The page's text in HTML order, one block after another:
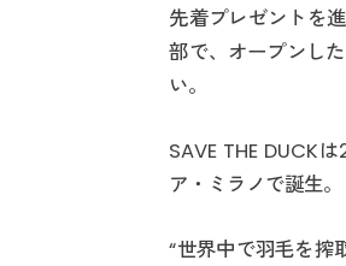
先着プレゼントを
部で、オープンし
い。
SAVE THE DUCK
ア・ミラノで誕生。
“世界中で羽毛を搾